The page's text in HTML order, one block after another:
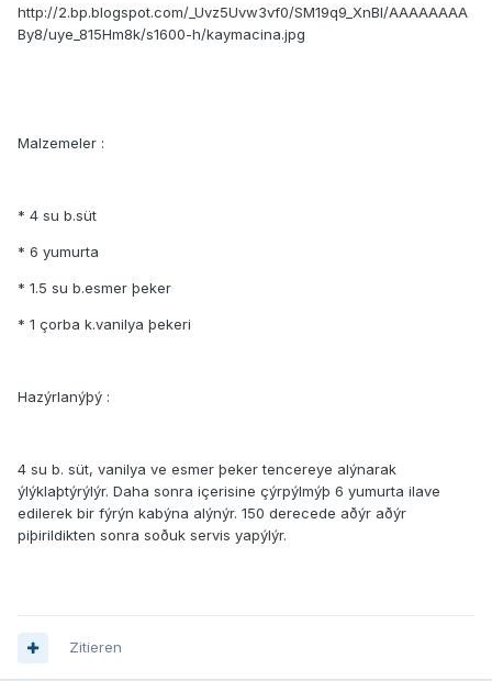
http://2.bp.blogspot.com/_Uvz5Uvw3vf0/SM19q9_XnBI/AAAAAAAA
By8/uye_815Hm8k/s1600-h/kaymacina.jpg
Malzemeler :
* 4 su b.süt
* 6 yumurta
* 1.5 su b.esmer þeker
* 1 çorba k.vanilya þekeri
Hazýrlanýþý :
4 su b. süt, vanilya ve esmer þeker tencereye alýnarak
ýlýklaþtýrýlýr. Daha sonra içerisine çýrpýlmýþ 6 yumurta ilave
edilerek bir fýrýn kabýna alýnýr. 150 derecede aðýr aðýr
piþirildikten sonra soðuk servis yapýlýr.
Zitieren